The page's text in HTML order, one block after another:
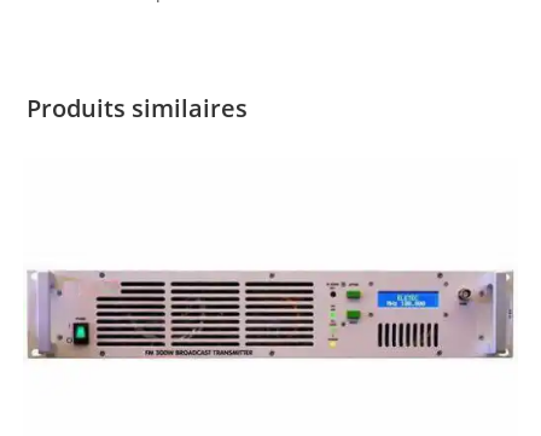
Produits similaires